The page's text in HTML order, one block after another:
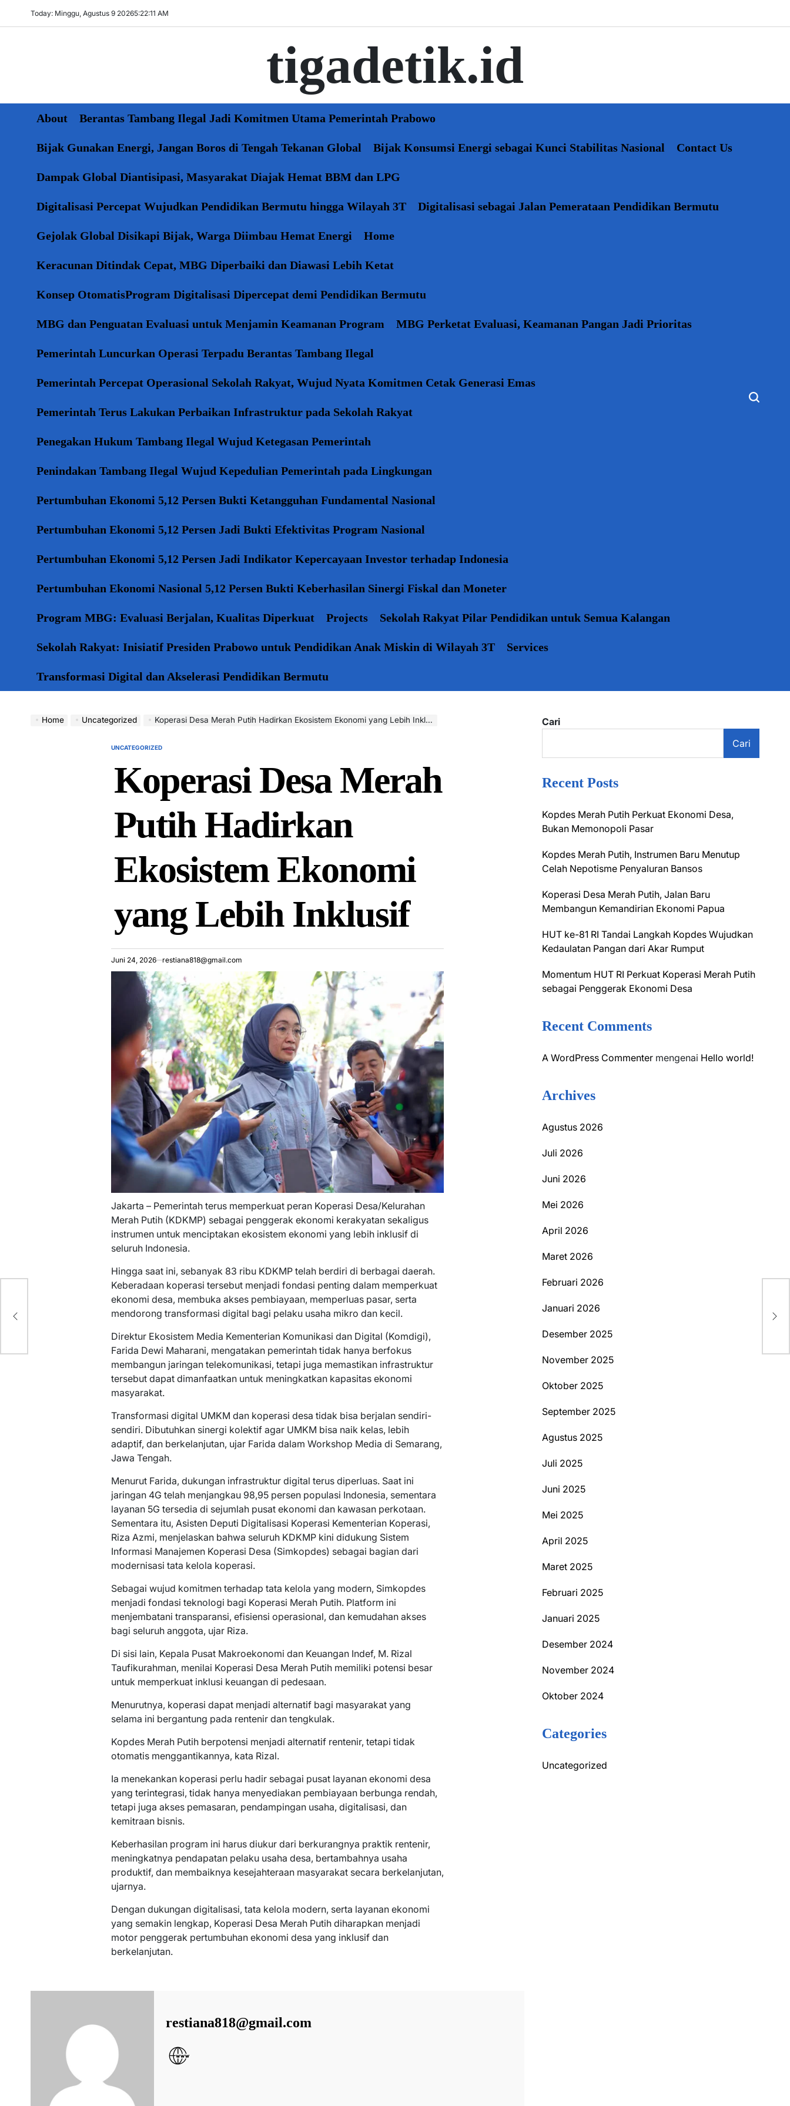
Today: Minggu, Agustus 9 20265:22:11 AM
tigadetik.id
About Berantas Tambang Ilegal Jadi Komitmen Utama Pemerintah Prabowo
Bijak Gunakan Energi, Jangan Boros di Tengah Tekanan Global Bijak Konsumsi Energi sebagai Kunci Stabilitas Nasional Contact Us
Dampak Global Diantisipasi, Masyarakat Diajak Hemat BBM dan LPG
Digitalisasi Percepat Wujudkan Pendidikan Bermutu hingga Wilayah 3T Digitalisasi sebagai Jalan Pemerataan Pendidikan Bermutu
Gejolak Global Disikapi Bijak, Warga Diimbau Hemat Energi Home
Keracunan Ditindak Cepat, MBG Diperbaiki dan Diawasi Lebih Ketat
Konsep OtomatisProgram Digitalisasi Dipercepat demi Pendidikan Bermutu
MBG dan Penguatan Evaluasi untuk Menjamin Keamanan Program MBG Perketat Evaluasi, Keamanan Pangan Jadi Prioritas
Pemerintah Luncurkan Operasi Terpadu Berantas Tambang Ilegal
Pemerintah Percepat Operasional Sekolah Rakyat, Wujud Nyata Komitmen Cetak Generasi Emas
Pemerintah Terus Lakukan Perbaikan Infrastruktur pada Sekolah Rakyat
Penegakan Hukum Tambang Ilegal Wujud Ketegasan Pemerintah
Penindakan Tambang Ilegal Wujud Kepedulian Pemerintah pada Lingkungan
Pertumbuhan Ekonomi 5,12 Persen Bukti Ketangguhan Fundamental Nasional
Pertumbuhan Ekonomi 5,12 Persen Jadi Bukti Efektivitas Program Nasional
Pertumbuhan Ekonomi 5,12 Persen Jadi Indikator Kepercayaan Investor terhadap Indonesia
Pertumbuhan Ekonomi Nasional 5,12 Persen Bukti Keberhasilan Sinergi Fiskal dan Moneter
Program MBG: Evaluasi Berjalan, Kualitas Diperkuat Projects Sekolah Rakyat Pilar Pendidikan untuk Semua Kalangan
Sekolah Rakyat: Inisiatif Presiden Prabowo untuk Pendidikan Anak Miskin di Wilayah 3T Services
Transformasi Digital dan Akselerasi Pendidikan Bermutu
Home Uncategorized Koperasi Desa Merah Putih Hadirkan Ekosistem Ekonomi yang Lebih Inklusif
POSTED
UNCATEGORIZED
Koperasi Desa Merah
Putih Hadirkan
Ekosistem Ekonomi
yang Lebih Inklusif
Juni 24, 2026 restiana818@gmail.com
Jakarta – Pemerintah terus memperkuat peran Koperasi Desa/Kelurahan
Merah Putih (KDKMP) sebagai penggerak ekonomi kerakyatan sekaligus
instrumen untuk menciptakan ekosistem ekonomi yang lebih inklusif di
seluruh Indonesia.
Hingga saat ini, sebanyak 83 ribu KDKMP telah berdiri di berbagai daerah.
Keberadaan koperasi tersebut menjadi fondasi penting dalam memperkuat
ekonomi desa, membuka akses pembiayaan, memperluas pasar, serta
mendorong transformasi digital bagi pelaku usaha mikro dan kecil.
Direktur Ekosistem Media Kementerian Komunikasi dan Digital (Komdigi),
Farida Dewi Maharani, mengatakan pemerintah tidak hanya berfokus
membangun jaringan telekomunikasi, tetapi juga memastikan infrastruktur
tersebut dapat dimanfaatkan untuk meningkatkan kapasitas ekonomi
masyarakat.
Transformasi digital UMKM dan koperasi desa tidak bisa berjalan sendiri-
sendiri. Dibutuhkan sinergi kolektif agar UMKM bisa naik kelas, lebih
adaptif, dan berkelanjutan, ujar Farida dalam Workshop Media di Semarang,
Jawa Tengah.
Menurut Farida, dukungan infrastruktur digital terus diperluas. Saat ini
jaringan 4G telah menjangkau 98,95 persen populasi Indonesia, sementara
layanan 5G tersedia di sejumlah pusat ekonomi dan kawasan perkotaan.
Sementara itu, Asisten Deputi Digitalisasi Koperasi Kementerian Koperasi,
Riza Azmi, menjelaskan bahwa seluruh KDKMP kini didukung Sistem
Informasi Manajemen Koperasi Desa (Simkopdes) sebagai bagian dari
modernisasi tata kelola koperasi.
Sebagai wujud komitmen terhadap tata kelola yang modern, Simkopdes
menjadi fondasi teknologi bagi Koperasi Merah Putih. Platform ini
menjembatani transparansi, efisiensi operasional, dan kemudahan akses
bagi seluruh anggota, ujar Riza.
Di sisi lain, Kepala Pusat Makroekonomi dan Keuangan Indef, M. Rizal
Taufikurahman, menilai Koperasi Desa Merah Putih memiliki potensi besar
untuk memperkuat inklusi keuangan di pedesaan.
Menurutnya, koperasi dapat menjadi alternatif bagi masyarakat yang
selama ini bergantung pada rentenir dan tengkulak.
Kopdes Merah Putih berpotensi menjadi alternatif rentenir, tetapi tidak
otomatis menggantikannya, kata Rizal.
Ia menekankan koperasi perlu hadir sebagai pusat layanan ekonomi desa
yang terintegrasi, tidak hanya menyediakan pembiayaan berbunga rendah,
tetapi juga akses pemasaran, pendampingan usaha, digitalisasi, dan
kemitraan bisnis.
Keberhasilan program ini harus diukur dari berkurangnya praktik rentenir,
meningkatnya pendapatan pelaku usaha desa, bertambahnya usaha
produktif, dan membaiknya kesejahteraan masyarakat secara berkelanjutan,
ujarnya.
Dengan dukungan digitalisasi, tata kelola modern, serta layanan ekonomi
yang semakin lengkap, Koperasi Desa Merah Putih diharapkan menjadi
motor penggerak pertumbuhan ekonomi desa yang inklusif dan
berkelanjutan.
restiana818@gmail.com
Cari
Cari
Recent Posts
Kopdes Merah Putih Perkuat Ekonomi Desa,
Bukan Memonopoli Pasar
Kopdes Merah Putih, Instrumen Baru Menutup
Celah Nepotisme Penyaluran Bansos
Koperasi Desa Merah Putih, Jalan Baru
Membangun Kemandirian Ekonomi Papua
HUT ke-81 RI Tandai Langkah Kopdes Wujudkan
Kedaulatan Pangan dari Akar Rumput
Momentum HUT RI Perkuat Koperasi Merah Putih
sebagai Penggerak Ekonomi Desa
Recent Comments
A WordPress Commenter mengenai Hello world!
Archives
Agustus 2026
Juli 2026
Juni 2026
Mei 2026
April 2026
Maret 2026
Februari 2026
Januari 2026
Desember 2025
November 2025
Oktober 2025
September 2025
Agustus 2025
Juli 2025
Juni 2025
Mei 2025
April 2025
Maret 2025
Februari 2025
Januari 2025
Desember 2024
November 2024
Oktober 2024
Categories
Uncategorized